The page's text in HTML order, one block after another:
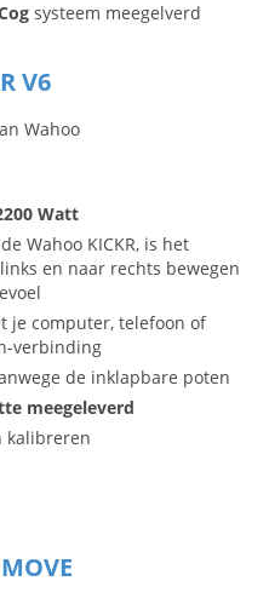
systeem meegelverd
V6
Wahoo
Watt
Wahoo KICKR, is het
en naar rechts bewegen
je computer, telefoon of
verbinding
de inklapbare poten
meegeleverd
kalibreren